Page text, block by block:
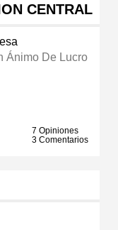
CENTRAL
Ánimo De Lucro
7 Opiniones
3 Comentarios